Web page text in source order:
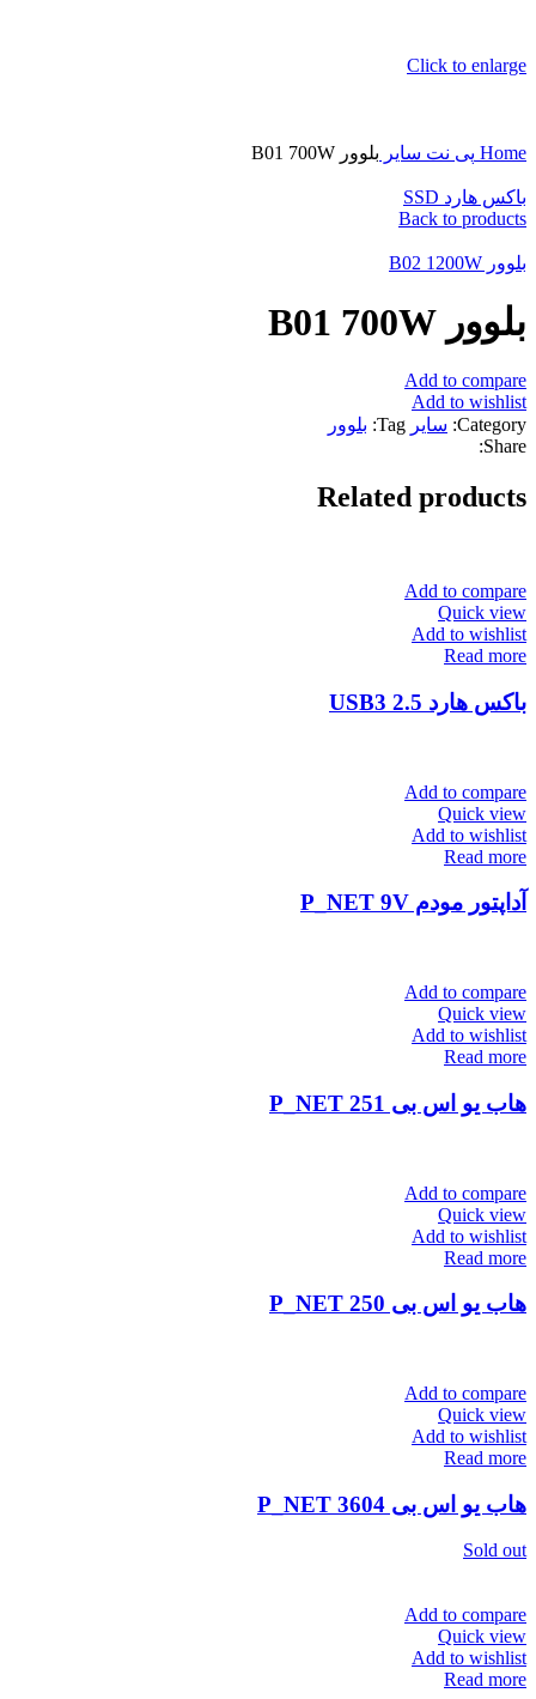
Click to enlarge
Home پی نت سایر بلوور B01 700W
باکس هارد SSD
Back to products
بلوور B02 1200W
بلوور B01 700W
Add to compare
Add to wishlist
Category: سایر Tag: بلوور
Share:
Related products
Add to compare
Quick view
Add to wishlist
Read more
باکس هارد USB3 2.5
Add to compare
Quick view
Add to wishlist
Read more
آداپتور مودم P_NET 9V
Add to compare
Quick view
Add to wishlist
Read more
هاب یو اس بی P_NET 251
Add to compare
Quick view
Add to wishlist
Read more
هاب یو اس بی P_NET 250
Add to compare
Quick view
Add to wishlist
Read more
هاب یو اس بی P_NET 3604
Sold out
Add to compare
Quick view
Add to wishlist
Read more